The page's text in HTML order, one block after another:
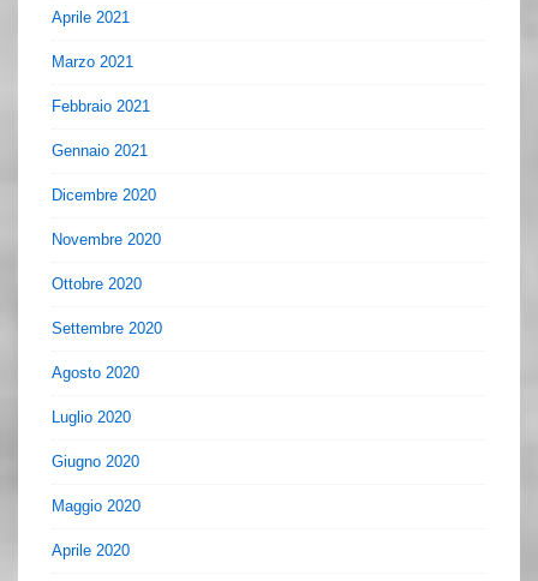
Aprile 2021
Marzo 2021
Febbraio 2021
Gennaio 2021
Dicembre 2020
Novembre 2020
Ottobre 2020
Settembre 2020
Agosto 2020
Luglio 2020
Giugno 2020
Maggio 2020
Aprile 2020